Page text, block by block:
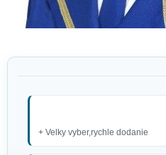
+ Velky vyber,rychle dodanie